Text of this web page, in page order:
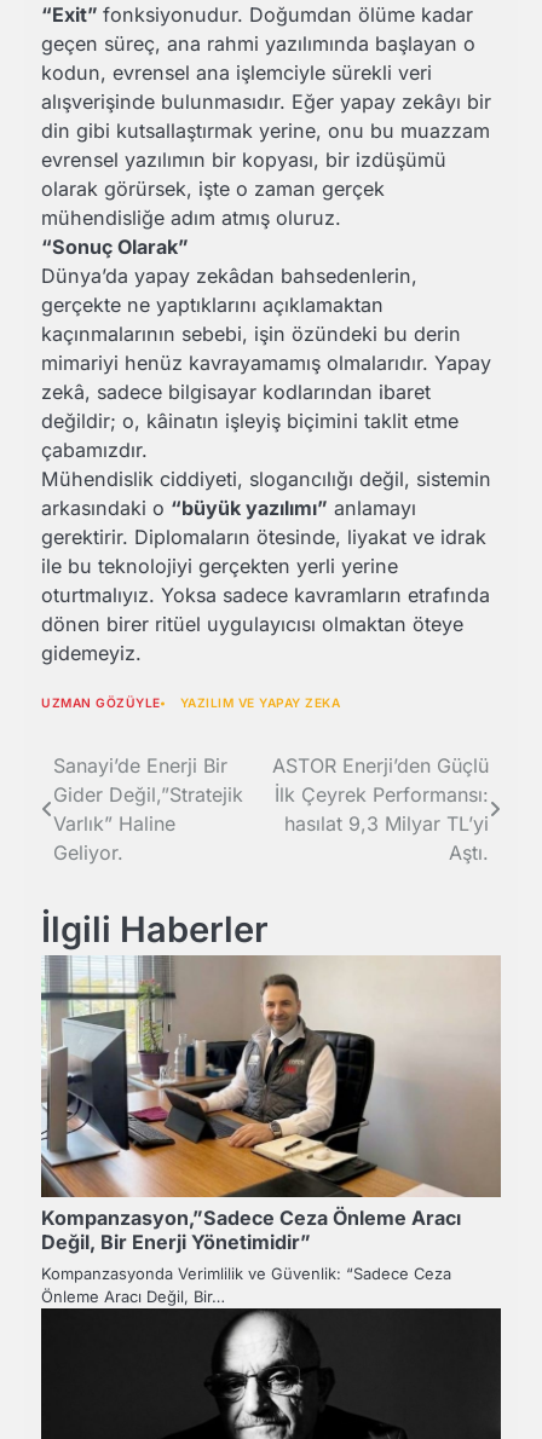
“Exit” fonksiyonudur. Doğumdan ölüme kadar
geçen süreç, ana rahmi yazılımında başlayan o
kodun, evrensel ana işlemciyle sürekli veri
alışverişinde bulunmasıdır. Eğer yapay zekâyı bir
din gibi kutsallaştırmak yerine, onu bu muazzam
evrensel yazılımın bir kopyası, bir izdüşümü
olarak görürsek, işte o zaman gerçek
mühendisliğe adım atmış oluruz.
“Sonuç Olarak”
Dünya’da yapay zekâdan bahsedenlerin,
gerçekte ne yaptıklarını açıklamaktan
kaçınmalarının sebebi, işin özündeki bu derin
mimariyi henüz kavrayamamış olmalarıdır. Yapay
zekâ, sadece bilgisayar kodlarından ibaret
değildir; o, kâinatın işleyiş biçimini taklit etme
çabamızdır.
Mühendislik ciddiyeti, slogancılığı değil, sistemin
arkasındaki o “büyük yazılımı” anlamayı
gerektirir. Diplomaların ötesinde, liyakat ve idrak
ile bu teknolojiyi gerçekten yerli yerine
oturtmalıyız. Yoksa sadece kavramların etrafında
dönen birer ritüel uygulayıcısı olmaktan öteye
gidemeyiz.
UZMAN GÖZÜYLE YAZILIM VE YAPAY ZEKA
Yazı
gezinmesi
Sanayi’de Enerji Bir
Gider Değil,”Stratejik
Varlık” Haline
Geliyor.
ASTOR Enerji’den Güçlü
İlk Çeyrek Performansı:
hasılat 9,3 Milyar TL’yi
Aştı.
İlgili Haberler
Kompanzasyon,”Sadece Ceza Önleme Aracı
Değil, Bir Enerji Yönetimidir”
Kompanzasyonda Verimlilik ve Güvenlik: “Sadece Ceza
Önleme Aracı Değil, Bir…